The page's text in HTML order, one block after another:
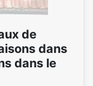
de
dans
dans le